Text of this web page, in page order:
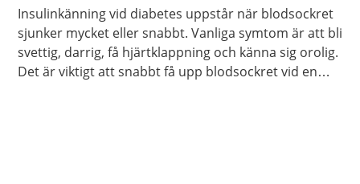
Insulinkänning vid diabetes uppstår när blodsockret
sjunker mycket eller snabbt. Vanliga symtom är att bli
svettig, darrig, få hjärtklappning och känna sig orolig.
Det är viktigt att snabbt få upp blodsockret vid en